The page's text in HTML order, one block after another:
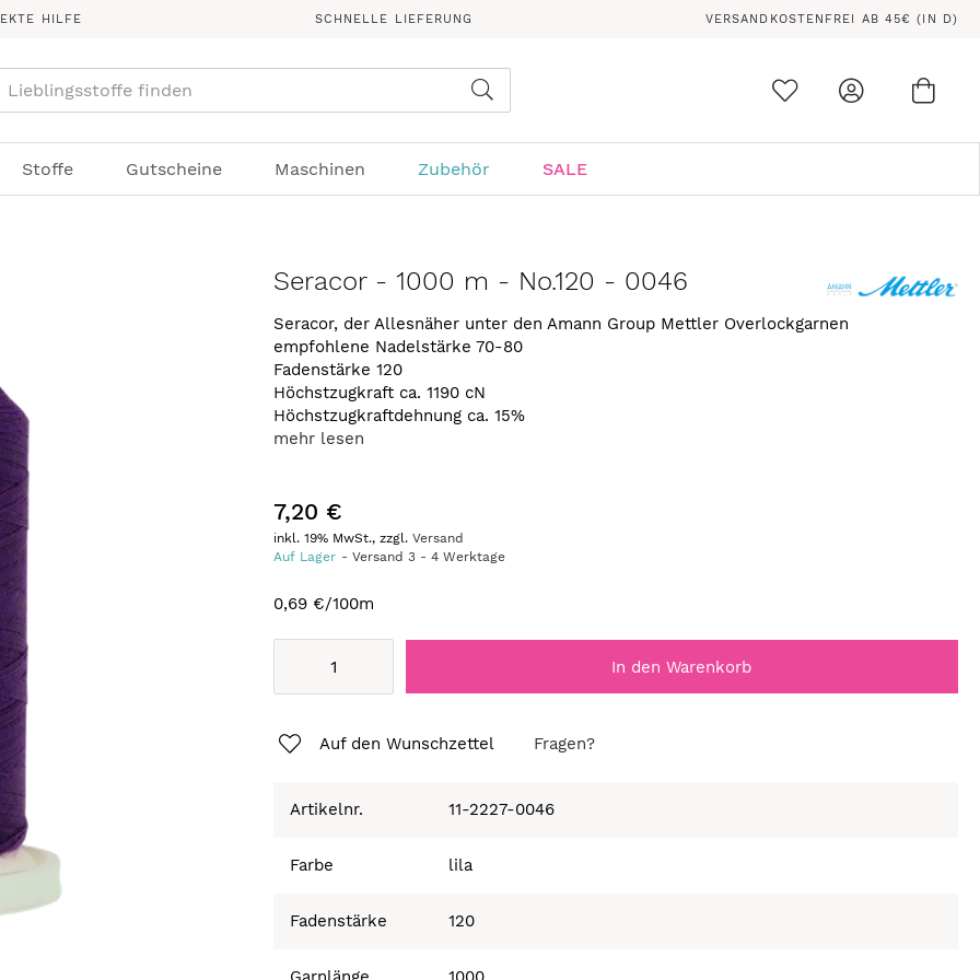
HILFE SCHNELLE LIEFERUNG VERSANDKOSTENFREI AB 45€ (IN D)
Stoffe Gutscheine Maschinen Zubehör SALE
Seracor - 1000 m - No.120 - 0046
Seracor, der Allesnäher unter den Amann Group Mettler Overlockgarnen
empfohlene Nadelstärke 70-80
Fadenstärke 120
Höchstzugkraft ca. 1190 cN
Höchstzugkraftdehnung ca. 15%
mehr lesen
7,20 €
inkl. 19% MwSt., zzgl.Versand
Auf Lager
Versand3 -4 Werktage
0,69 €/100m
In den Warenkorb
Auf den Wunschzettel Fragen?
Artikelnr. 11-2227-0046
Farbe lila
Fadenstärke 120